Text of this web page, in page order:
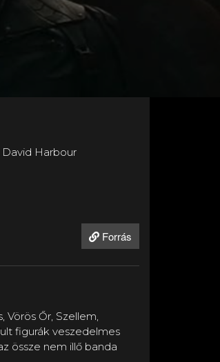
David Harbour
Forrás
Őr, Szellem,
figurák veszedelmes
össze nem illő banda